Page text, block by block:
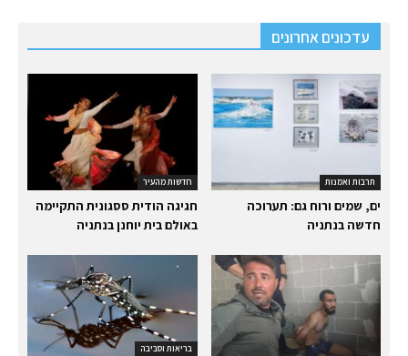
עדכונים אחרונים
חדשות מהעיר
חגיגה הודית ססגונית התקיימה
באולם בית יוחנן בנתניה
תרבות ואמנות
ים, שמים ורוח גם: תערוכה
חדשה בנתניה
בריאות וסביבה